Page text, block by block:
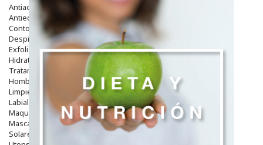
Antiacné
Antiedad
Contorno De Ojos
Despigmentantes
Exfoliantes
Hidratantes
Tratamientos De Noche
Hombre
Limpieza
Labiales
Maquillajes Y Color
Mascarillas
Solares